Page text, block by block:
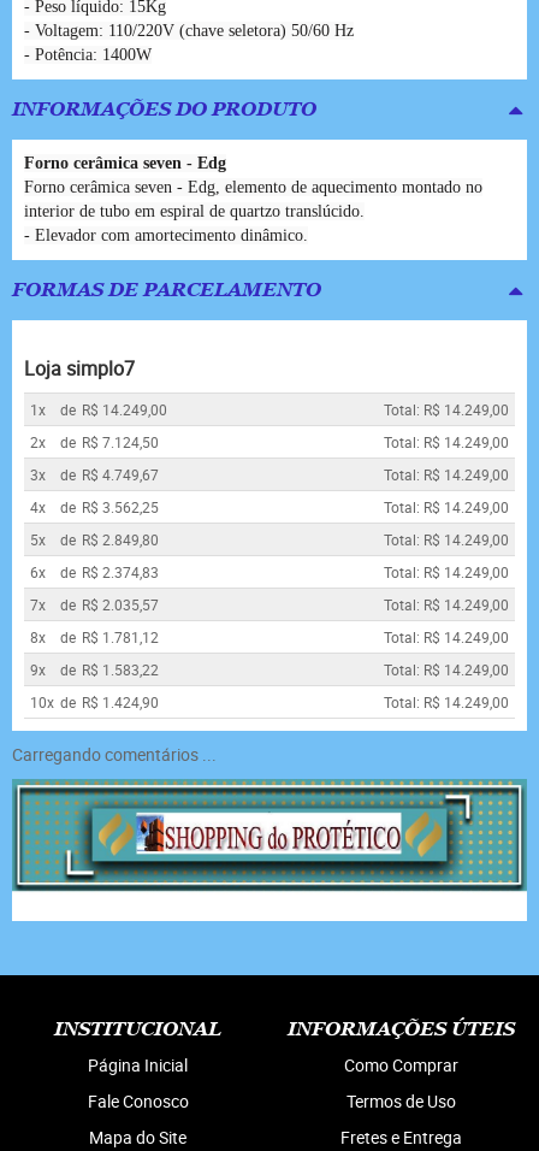
- Peso líquido: 15Kg
- Voltagem: 110/220V (chave seletora) 50/60 Hz
- Potência: 1400W
INFORMAÇÕES DO PRODUTO
Forno cerâmica seven - Edg
Forno cerâmica seven - Edg, elemento de aquecimento montado no
interior de tubo em espiral de quartzo translúcido.
- Elevador com amortecimento dinâmico.
FORMAS DE PARCELAMENTO
Loja simplo7
1x de R$ 14.249,00
Total: R$ 14.249,00
2x
de R$ 7.124,50
Total: R$ 14.249,00
3x
de R$ 4.749,67
Total: R$ 14.249,00
4x
de R$ 3.562,25
Total: R$ 14.249,00
5x
de R$ 2.849,80
Total: R$ 14.249,00
6x
de R$ 2.374,83
Total: R$ 14.249,00
7x
de R$ 2.035,57
Total: R$ 14.249,00
8x
de R$ 1.781,12
Total: R$ 14.249,00
9x
de R$ 1.583,22
Total: R$ 14.249,00
10x de R$ 1.424,90 Total: R$ 14.249,00
Carregando comentários ...
INSTITUCIONAL
Página Inicial
Fale Conosco
Mapa do Site
INFORMAÇÕES ÚTEIS
Como Comprar
Termos de Uso
Fretes e Entrega